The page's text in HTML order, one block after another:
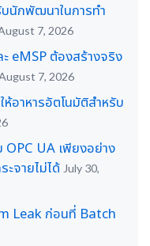
นักพัฒนาในการทำ
7, 2026
ะ eMSP ต้องสร้างจริง
7, 2026
อาหารอัตโนมัติสำหรับ
OPC UA เพียงอย่าง
จายไม่ได้ July 30,
Leak ก่อนที่ Batch